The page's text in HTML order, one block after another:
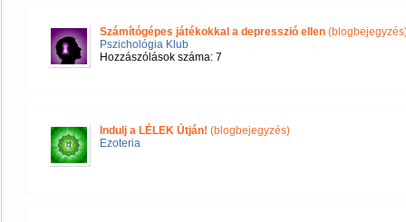
Számítógépes játékokkal a depresszió ellen
Pszichológia Klub
Hozzászólások száma: 7
Indulj a LÉLEK Útján! (blogbejegyzés)
Ezoteria